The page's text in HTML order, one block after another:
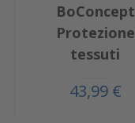
BoConcept
Protezione
tessuti
43,99 €